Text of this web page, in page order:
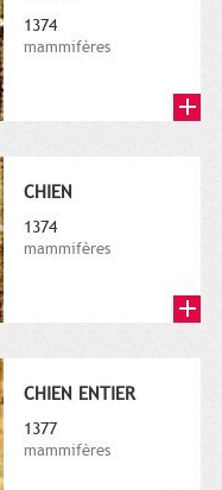
1374
mammifères
CHIEN
1374
mammifères
CHIEN ENTIER
1377
mammifères